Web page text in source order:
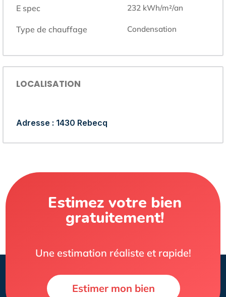
E spec 232 kWh/m²/an
Type de chauffage condensation
LOCALISATION
Adresse : 1430 Rebecq
Estimez votre bien
gratuitement!
Une estimation réaliste et rapide!
Estimer mon bien